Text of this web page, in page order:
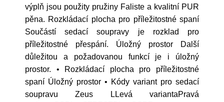
výplň jsou použity pružiny Faliste a kvalitní PUR
pěna. Rozkládací plocha pro příležitostné spaní
Součástí sedací soupravy je rozklad pro
příležitostné přespání. Úložný prostor Další
důležitou a požadovanou funkcí je i úložný
prostor. • Rozkládací plocha pro příležitostné
spaní Úložný prostor • Kódy variant pro sedací
soupravu Zeus LLevá variantaPravá